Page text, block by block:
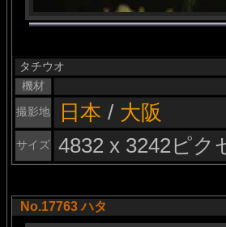
タチウオ
機材
撮影地
日本 / 大阪
サイズ 4832 x 3242ピク
No.17763 ハタ